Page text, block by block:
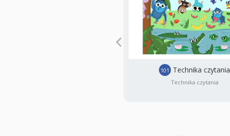
101 Technika czytania
Technika czytania